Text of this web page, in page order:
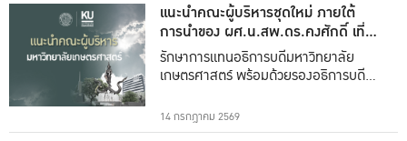
แนะนำคณะผู้บริหารชุดใหม่ ภายใต้
การนำของ ผศ.น.สพ.ดร.คงศักดิ์ เที่ยง
ธรรม
รักษาการแทนอธิการบดีมหาวิทยาลัย
เกษตรศาสตร์ พร้อมด้วยรองอธิการบดีทั้ง
14 กรกฎาคม 2569